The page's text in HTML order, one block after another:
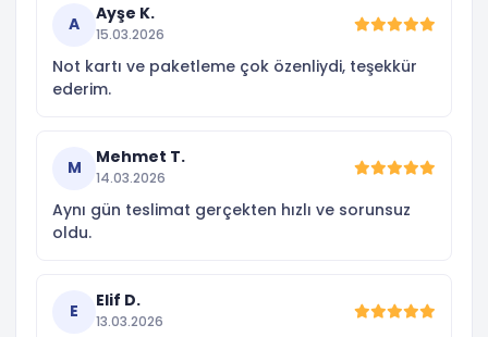
A
Ayşe K.
15.03.2026
Not kartı ve paketleme çok özenliydi, teşekkür
ederim.
M
Mehmet T.
14.03.2026
Aynı gün teslimat gerçekten hızlı ve sorunsuz
oldu.
E
Elif D.
13.03.2026